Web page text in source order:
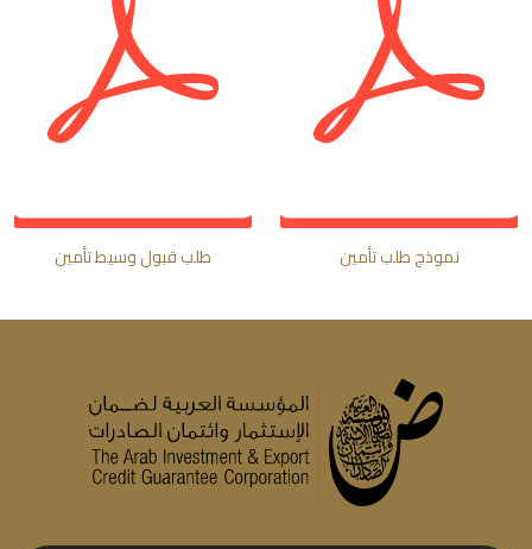
نموذج طلب تأمين طلب قبول وسيط تأمين